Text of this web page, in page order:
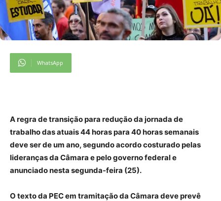
WhatsApp
A regra de transição para redução da jornada de
trabalho das atuais 44 horas para 40 horas semanais
deve ser de um ano, segundo acordo costurado pelas
lideranças da Câmara e pelo governo federal e
anunciado nesta segunda-feira (25).
O texto da PEC em tramitação da Câmara deve prevê